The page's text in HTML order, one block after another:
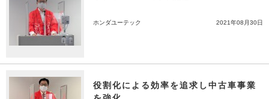
ホンダユーテック 2021年08月30日
役割化による効率を追求し中古車事業